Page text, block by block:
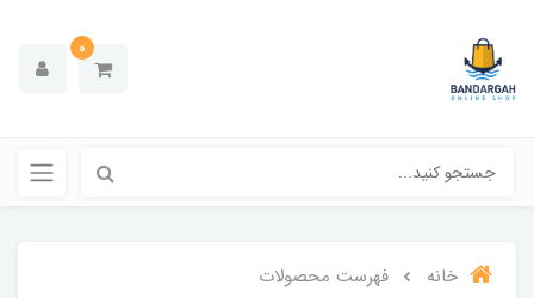
0
خانه
فهرست محصولات